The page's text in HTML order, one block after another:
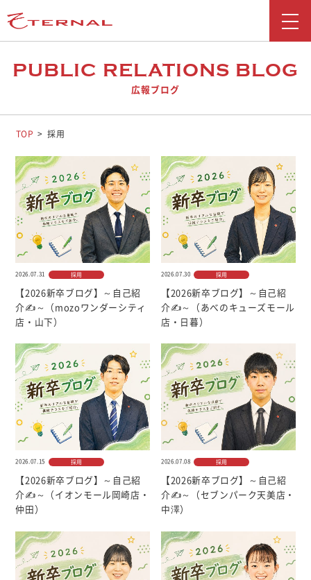
PUBLIC RELATIONS BLOG
広報ブログ
TOP 採用
2026.07.31 採用
【2026新卒ブログ】～自己紹
介✍～（mozoワンダーシティ
店・山下）
2026.07.30 採用
【2026新卒ブログ】～自己紹
介✍～（あべのキューズモール
店・日暮）
2026.07.15 採用
【2026新卒ブログ】～自己紹
介✍～（イオンモール岡崎店・
仲田）
2026.07.08 採用
【2026新卒ブログ】～自己紹
介✍～（セブンパーク天美店・
中澤）
採用情報
お問い合わせ
広報ブログ
勧誘方針
お客さま本位の業務運営に関する取り組み
反社会勢力に対する基本方針
個人情報について